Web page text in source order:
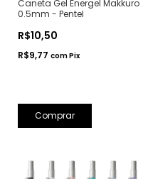
Caneta Gel Energel Makkuro
0.5mm - Pentel
R$10,50
R$9,77 comPix
Comprar